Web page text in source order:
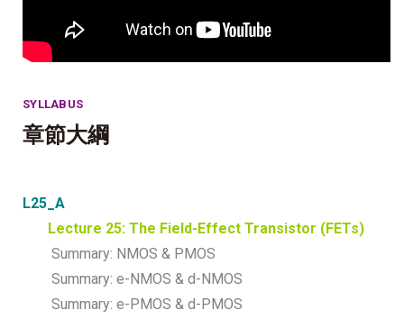
SYLLABUS
章節大綱
L25_A
Lecture 25: The Field-Effect Transistor (FETs)
Summary: NMOS & PMOS
Summary: e-NMOS & d-NMOS
Summary: e-PMOS & d-PMOS